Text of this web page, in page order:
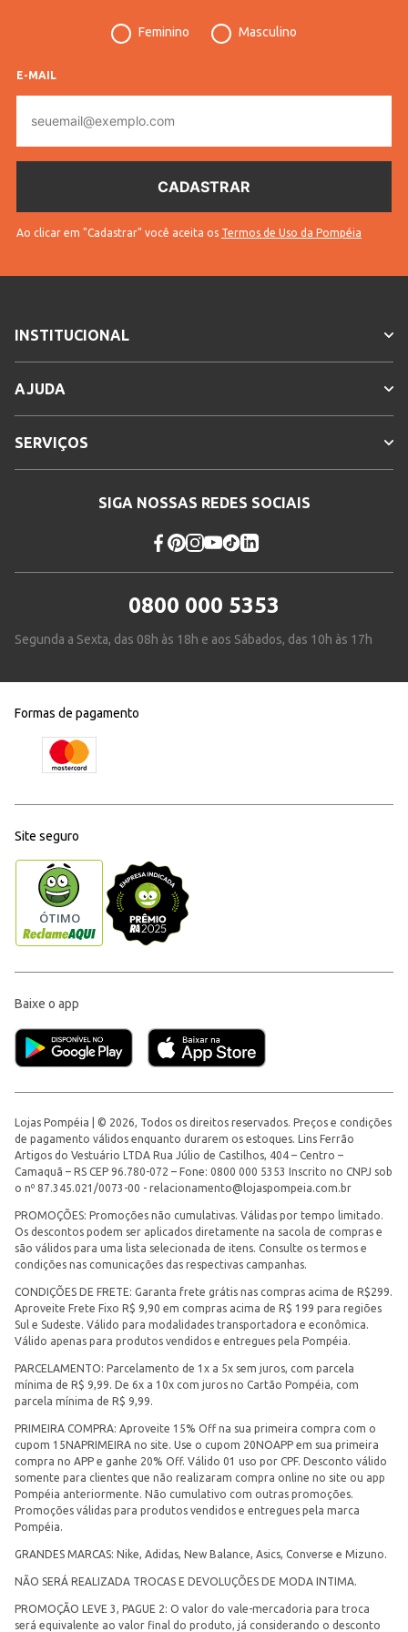
Feminino, Masculino,
Unissex
Idade
Feminino Masculino
E-MAIL
mail
Ao clicar em "Cadastrar" você aceita os Termos de Uso da Pompéia
INSTITUCIONAL
AJUDA
SERVIÇOS
SIGA NOSSAS REDES SOCIAIS
0800 000 5353
Segunda a Sexta, das 08h às 18h e aos Sábados, das 10h às 17h
Formas de pagamento
Site seguro
Baixe o app
Lojas Pompéia | © 2026, Todos os direitos reservados. Preços e condições
de pagamento válidos enquanto durarem os estoques. Lins Ferrão
Artigos do Vestuário LTDA Rua Júlio de Castilhos, 404 – Centro –
Camaquã – RS CEP 96.780-072 – Fone: 0800 000 5353 Inscrito no CNPJ sob
o nº 87.345.021/0073-00 - relacionamento@lojaspompeia.com.br
PROMOÇÕES: Promoções não cumulativas. Válidas por tempo limitado.
Os descontos podem ser aplicados diretamente na sacola de compras e
são válidos para uma lista selecionada de itens. Consulte os termos e
condições nas comunicações das respectivas campanhas.
CONDIÇÕES DE FRETE: Garanta frete grátis nas compras acima de R$299.
Aproveite Frete Fixo R$ 9,90 em compras acima de R$ 199 para regiões
Sul e Sudeste. Válido para modalidades transportadora e econômica.
Válido apenas para produtos vendidos e entregues pela Pompéia.
PARCELAMENTO: Parcelamento de 1x a 5x sem juros, com parcela
mínima de R$ 9,99. De 6x a 10x com juros no Cartão Pompéia, com
parcela mínima de R$ 9,99.
PRIMEIRA COMPRA: Aproveite 15% Off na sua primeira compra com o
cupom 15NAPRIMEIRA no site. Use o cupom 20NOAPP em sua primeira
compra no APP e ganhe 20% Off. Válido 01 uso por CPF. Desconto válido
somente para clientes que não realizaram compra online no site ou app
Pompéia anteriormente. Não cumulativo com outras promoções.
Promoções válidas para produtos vendidos e entregues pela marca
Pompéia.
GRANDES MARCAS: Nike, Adidas, New Balance, Asics, Converse e Mizuno.
NÃO SERÁ REALIZADA TROCAS E DEVOLUÇÕES DE MODA INTIMA.
PROMOÇÃO LEVE 3, PAGUE 2: O valor do vale-mercadoria para troca
será equivalente ao valor final do produto, já considerando o desconto